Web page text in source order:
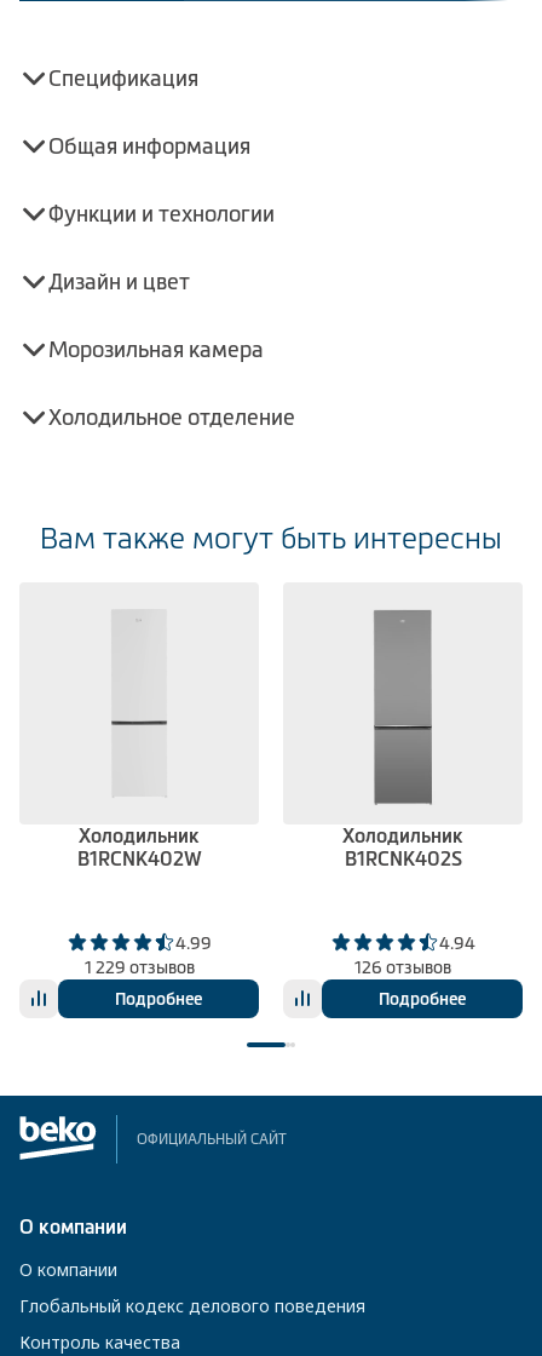
Спецификация
Общая информация
Функции и технологии
Дизайн и цвет
Морозильная камера
Холодильное отделение
Вам также могут быть интересны
Холодильник
B1RCNK402W
4.99
1 229 отзывов
Подробнее
Холодильник
B1RCNK402S
4.94
126 отзывов
Подробнее
ОФИЦИАЛЬНЫЙ САЙТ
О компании
О компании
Глобальный кодекс делового поведения
Контроль качества